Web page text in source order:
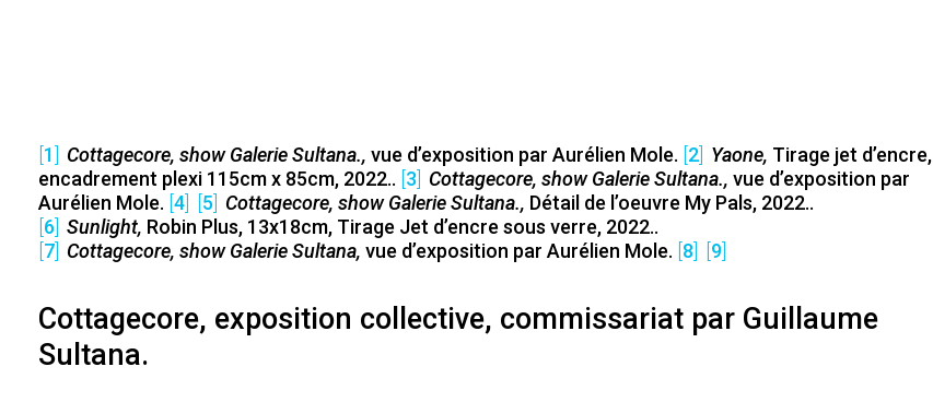
1 Cottagecore, show Galerie Sultana. vue d’exposition par Aurélien Mole 2 Yaone Tirage jet d’encre,
encadrement plexi 115cm x 85cm, 2022.
3 Cottagecore, show Galerie Sultana. vue d’exposition par
Aurélien Mole
4 5 Cottagecore, show Galerie Sultana. Détail de l’oeuvre My Pals, 2022.
6 Sunlight Robin Plus, 13x18cm, Tirage Jet d’encre sous verre, 2022.
7 Cottagecore, show Galerie Sultana vue d’exposition par Aurélien Mole 8 9
Cottagecore, exposition collective, commissariat par Guillaume
Sultana.